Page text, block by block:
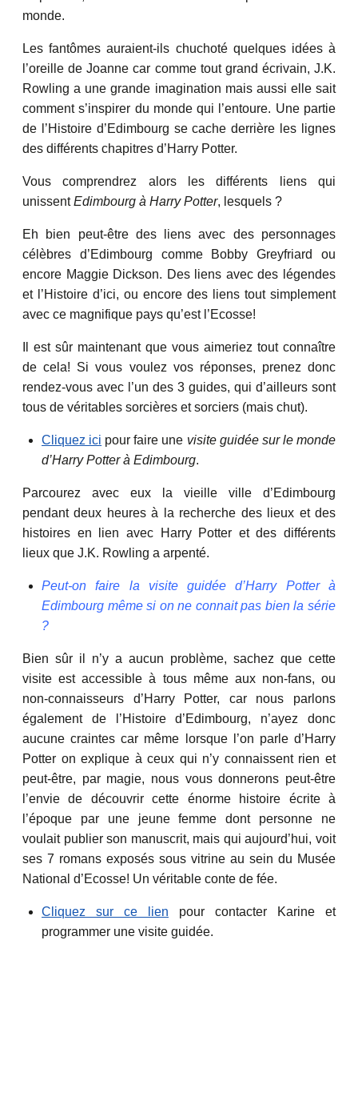
monde.
Les fantômes auraient-ils chuchoté quelques idées à
l’oreille de Joanne car comme tout grand écrivain, J.K.
Rowling a une grande imagination mais aussi elle sait
comment s’inspirer du monde qui l’entoure. Une partie
de l’Histoire d’Edimbourg se cache derrière les lignes
des différents chapitres d’Harry Potter.
Vous comprendrez alors les différents liens qui
unissentEdimbourg à Harry Potter, lesquels ?
Eh bien peut-être des liens avec des personnages
célèbres d’Edimbourg comme Bobby Greyfriard ou
encore Maggie Dickson. Des liens avec des légendes
et l’Histoire d’ici, ou encore des liens tout simplement
avec ce magnifique pays qu’est l’Ecosse!
Il est sûr maintenant que vous aimeriez tout connaître
de cela! Si vous voulez vos réponses, prenez donc
rendez-vous avec l’un des 3 guides, qui d’ailleurs sont
tous de véritables sorcières et sorciers (mais chut).
Cliquez ici pour faire une visite guidée sur le monde
d’Harry Potter à Edimbourg.
Parcourez avec eux la vieille ville d’Edimbourg
pendant deux heures à la recherche des lieux et des
histoires en lien avec Harry Potter et des différents
lieux que J.K. Rowling a arpenté.
Peut-on faire la visite guidée d’Harry Potter à
Edimbourg même si on ne connait pas bien la série
?
Bien sûr il n’y a aucun problème, sachez que cette
visite est accessible à tous même aux non-fans, ou
non-connaisseurs d’Harry Potter, car nous parlons
également de l’Histoire d’Edimbourg, n’ayez donc
aucune craintes car même lorsque l’on parle d’Harry
Potter on explique à ceux qui n’y connaissent rien et
peut-être, par magie, nous vous donnerons peut-être
l’envie de découvrir cette énorme histoire écrite à
l’époque par une jeune femme dont personne ne
voulait publier son manuscrit, mais qui aujourd’hui, voit
ses 7 romans exposés sous vitrine au sein du Musée
National d’Ecosse! Un véritable conte de fée.
Cliquez sur ce lien pour contacter Karine et
programmer une visite guidée.